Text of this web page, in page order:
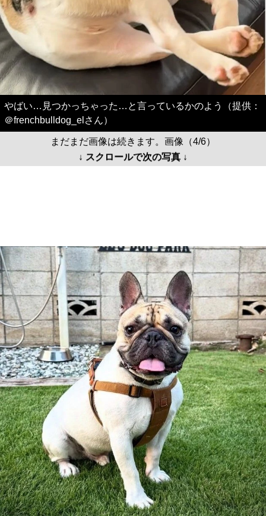
やばい…見つかっちゃった…と言っているかのよう（提供：
＠frenchbulldog_elさん）
まだまだ画像は続きます。画像（4/6）
↓ スクロールで次の写真 ↓